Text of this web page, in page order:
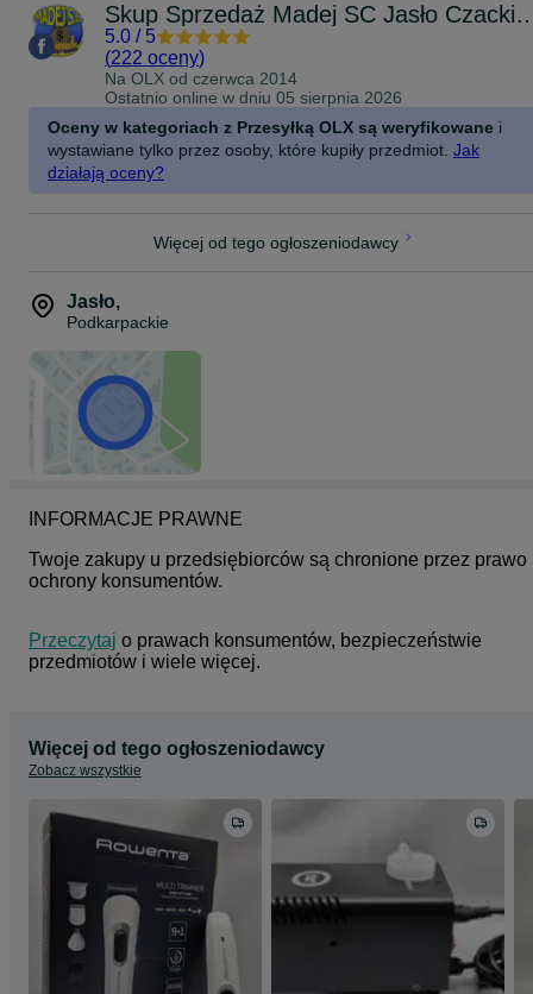
Skup Sprzedaż Madej
5.0 / 5
(222 oceny)
Na OLX od czerwca 2014
Ostatnio online w dniu 05 sierpnia 2026
Oceny w kategoriach z Przesyłką OLX są weryfikowane i
wystawiane tylko przez osoby, które kupiły przedmiot. Jak
działają oceny?
Więcej od tego ogłoszeniodawcy
Jasło,
Podkarpackie
INFORMACJE PRAWNE
Twoje zakupy u przedsiębiorców są chronione przez prawo
ochrony konsumentów.
Przeczytaj o prawach konsumentów, bezpieczeństwie
przedmiotów i wiele więcej.
Więcej od tego ogłoszeniodawcy
Zobacz wszystkie